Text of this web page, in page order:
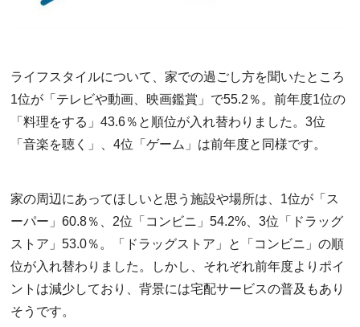
ライフスタイルについて、家での過ごし方を聞いたところ
1位が「テレビや動画、映画鑑賞」で55.2％。前年度1位の
「料理をする」43.6％と順位が入れ替わりました。3位
「音楽を聴く」、4位「ゲーム」は前年度と同様です。
家の周辺にあってほしいと思う施設や場所は、1位が「ス
ーパー」60.8％、2位「コンビニ」54.2%、3位「ドラッグ
ストア」53.0％。「ドラッグストア」と「コンビニ」の順
位が入れ替わりました。しかし、それぞれ前年度よりポイ
ントは減少しており、背景には宅配サービスの普及もあり
そうです。